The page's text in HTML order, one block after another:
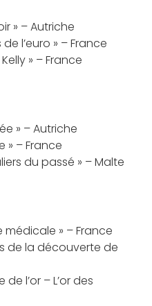
» – Autriche
l’euro » – France
» – France
» – Autriche
» – France
du passé » – Malte
médicale » – France
de la découverte de
l’or – L’or des